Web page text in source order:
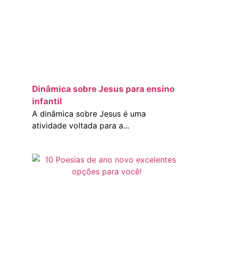
Dinâmica sobre Jesus para ensino
infantil
A dinâmica sobre Jesus é uma
atividade voltada para a...